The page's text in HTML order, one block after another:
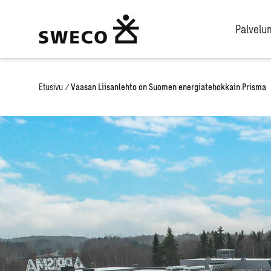
Etusivu / Vaasan Liisanlehto on Suomen energiatehokkain Prisma